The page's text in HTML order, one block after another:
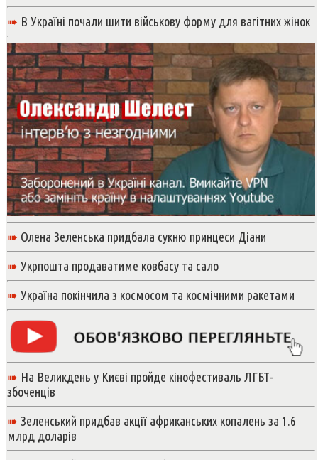
➠ В Україні почали шити військову форму для вагітних жінок
➠ Олена Зеленська придбала сукню принцеси Діани
➠ Укрпошта продаватиме ковбасу та сало
➠ Україна покінчила з космосом та космічними ракетами
➠ На Великдень у Києві пройде кінофестиваль ЛГБТ-
збоченців
➠ Зеленський придбав акції африканських копалень за 1.6
млрд доларів